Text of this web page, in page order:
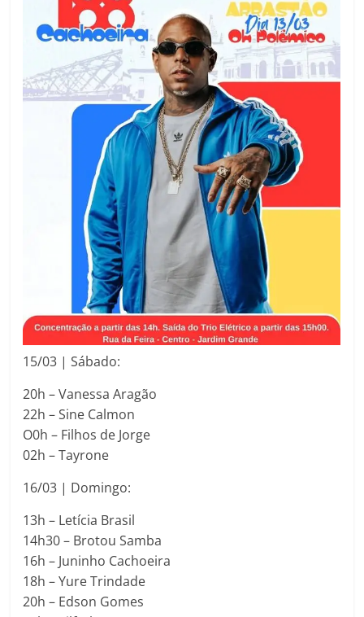
15/03 | Sábado:
20h – Vanessa Aragão
22h – Sine Calmon
O0h – Filhos de Jorge
02h – Tayrone
16/03 | Domingo:
13h – Letícia Brasil
14h30 – Brotou Samba
16h – Juninho Cachoeira
18h – Yure Trindade
20h – Edson Gomes